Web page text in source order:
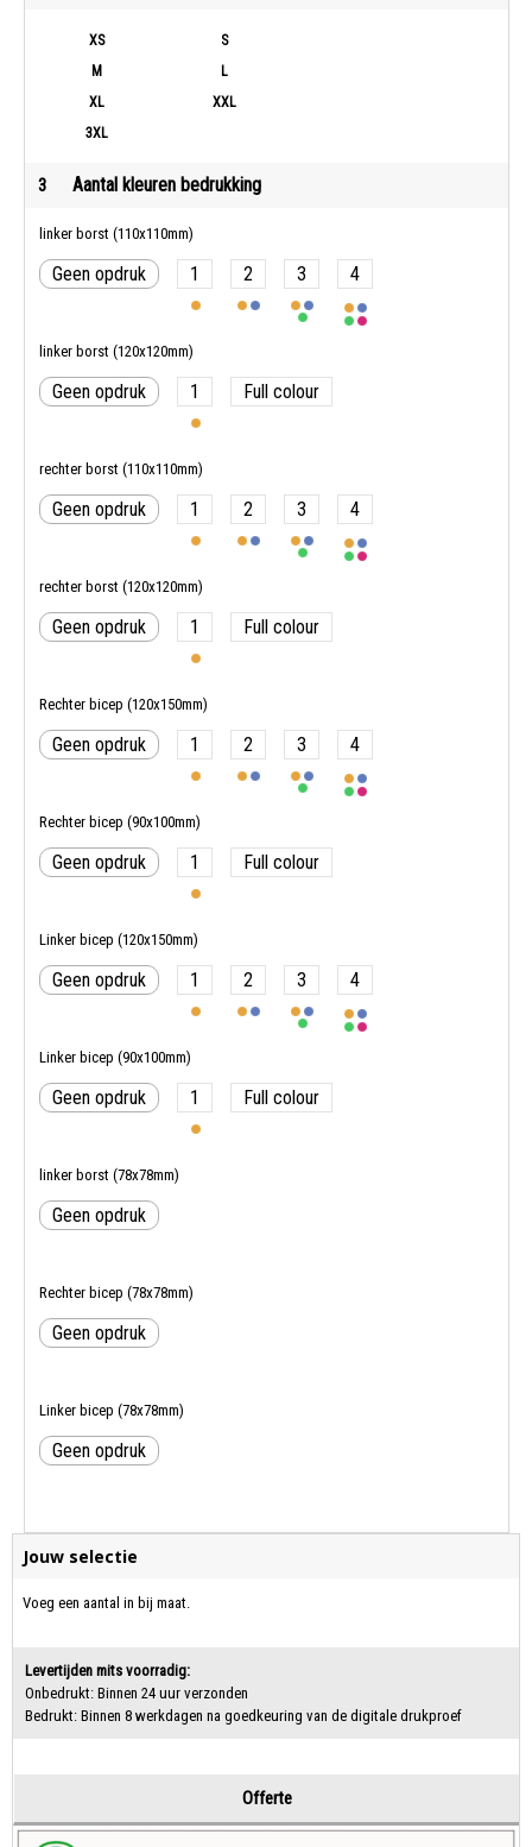
XS
S
M
L
XL
XXL
3XL
3 Aantal kleuren bedrukking
linker borst (110x110mm)
Geen opdruk 1 2 3 4
linker borst (120x120mm)
Geen opdruk 1 Full colour
rechter borst (110x110mm)
Geen opdruk 1 2 3 4
rechter borst (120x120mm)
Geen opdruk 1 Full colour
Rechter bicep (120x150mm)
Geen opdruk 1 2 3 4
Rechter bicep (90x100mm)
Geen opdruk 1 Full colour
Linker bicep (120x150mm)
Geen opdruk 1 2 3 4
Linker bicep (90x100mm)
Geen opdruk 1 Full colour
linker borst (78x78mm)
Geen opdruk
Rechter bicep (78x78mm)
Geen opdruk
Linker bicep (78x78mm)
Geen opdruk
Jouw selectie
Voeg een aantal in bij maat.
Levertijden mits voorradig:
Onbedrukt: Binnen 24 uur verzonden
Bedrukt: Binnen 8 werkdagen na goedkeuring van de digitale drukproef
Offerte